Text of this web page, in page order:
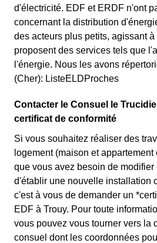
d'électricité. EDF et ERDF n'ont
concernant la distribution
des acteurs plus petits, agissant
proposent des services tels que
l'énergie. Nous les avons
(Cher): ListeELDProches
Contacter le Consuel le
certificat de conformité
Si vous souhaitez réaliser des
logement (maison et
que vous avez besoin de modifier
d'établir une nouvelle installation
c'est à vous de demander un
EDF à Trouy. Pour toute
vous pouvez vous tourner vers la
consuel dont les coordonnées